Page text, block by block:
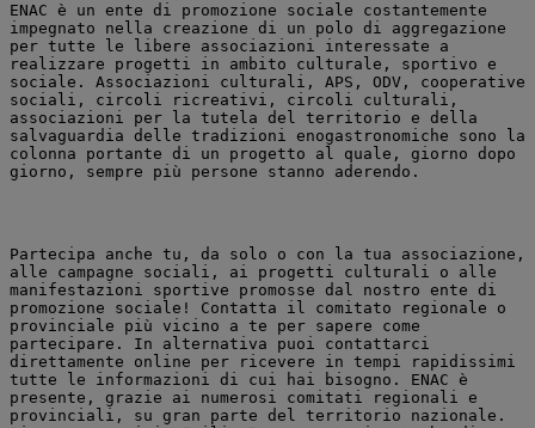
ENAC è un ente di promozione sociale costantemente
impegnato nella creazione di un polo di aggregazione
per tutte le libere associazioni interessate a
realizzare progetti in ambito culturale, sportivo e
sociale. Associazioni culturali, APS, ODV, cooperative
sociali, circoli ricreativi, circoli culturali,
associazioni per la tutela del territorio e della
salvaguardia delle tradizioni enogastronomiche sono la
colonna portante di un progetto al quale, giorno dopo
giorno, sempre più persone stanno aderendo.
Partecipa anche tu, da solo o con la tua associazione,
alle campagne sociali, ai progetti culturali o alle
manifestazioni sportive promosse dal nostro ente di
promozione sociale! Contatta il comitato regionale o
provinciale più vicino a te per sapere come
partecipare. In alternativa puoi contattarci
direttamente online per ricevere in tempi rapidissimi
tutte le informazioni di cui hai bisogno. ENAC è
presente, grazie ai numerosi comitati regionali e
provinciali, su gran parte del territorio nazionale.